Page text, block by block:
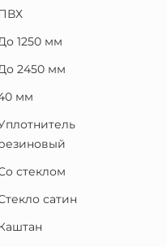
1250 мм
2450 мм
мм
стеклом
сатин